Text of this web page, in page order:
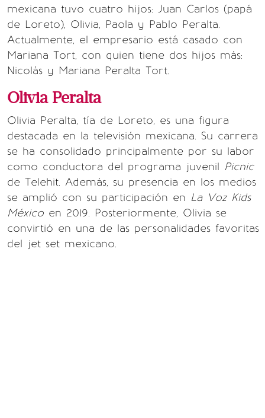
mexicana tuvo cuatro hijos: Juan Carlos (papá
de Loreto), Olivia, Paola y Pablo Peralta.
Actualmente, el empresario está casado con
Mariana Tort, con quien tiene dos hijos más:
Nicolás y Mariana Peralta Tort.
Olivia Peralta
Olivia Peralta, tía de Loreto, es una figura
destacada en la televisión mexicana. Su carrera
se ha consolidado principalmente por su labor
como conductora del programa juvenil Picnic
de Telehit. Además, su presencia en los medios
se amplió con su participación en La Voz Kids
México en 2019. Posteriormente, Olivia se
convirtió en una de las personalidades favoritas
del jet set mexicano.